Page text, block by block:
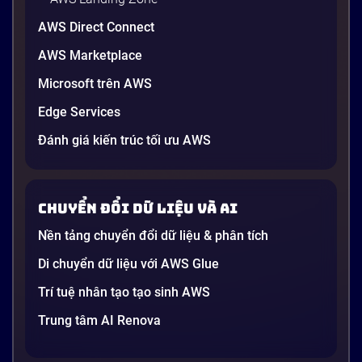
Generative AI là gì? Giải thích đơn giản
và ứng dụng cho doanh nghiệp Việt
Nam 2026
Gần đây, bạn có thể nghe đến thuật ngữ “Generative
startup công nghệ. Vấn đề là phần lớn lời giải thích
dường như chỉ được viết cho kỹ sư, không phải cho
người […]
21 phút
AWS Direct Connect
AWS Marketplace
Microsoft trên AWS
Edge Services
Đánh giá kiến trúc tối ưu AWS
Chuyển đổi dữ liệu và AI
Nền tảng chuyển đổi dữ liệu & phân tích
Di chuyển dữ liệu với AWS Glue
Trí tuệ nhân tạo tạo sinh AWS
Trung tâm AI Renova